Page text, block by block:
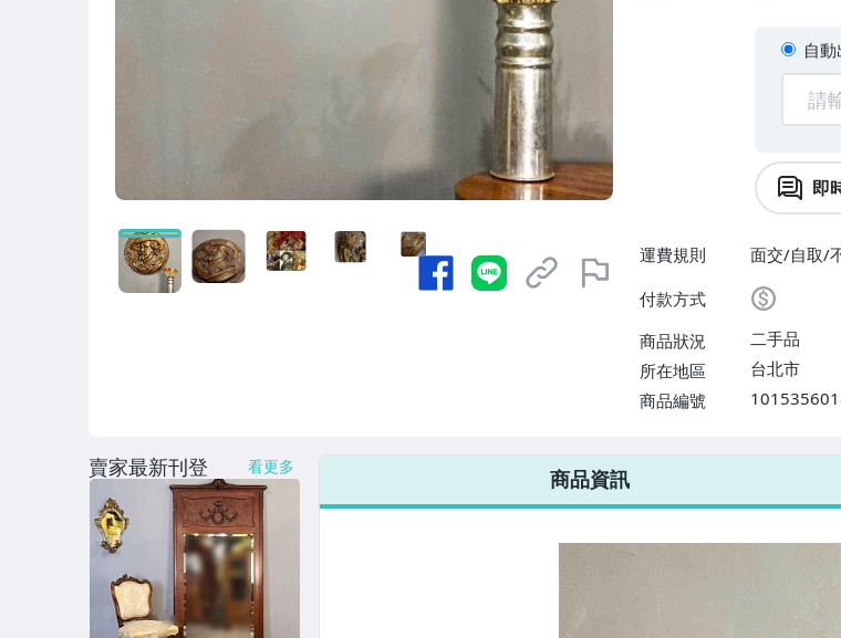
自
即
運費規則
面交/自取/
付款方式
商品狀況
二手品
所在地區
台北市
商品編號
【小家俱.餐車.屏風.衣架.掛勾.層架..】
✠皇家之門精品 ✠鏡子/.屏風/小家具 /爐子.. 等.
✠皇家精品 ✠手繪瓷器/銅雕/石雕/古董畫/家飾品.
【西洋古瓷、雕塑品、陶器】
❤️【古董門.老木梯.窗.門片.畫架.花器.圍欄.秤 ..】
【古董縫紉機(桌)/真空管收音機】
【銅雕 .銀 .錫.鐵件】
【水晶. 玻璃品...】
商品資訊
賣家最新刊登 看更多